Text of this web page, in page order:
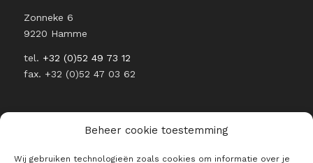
Beheer cookie toestemming
Wij gebruiken technologieën zoals cookies om informatie over je
Zonneke 6
9220 Hamme
tel. +32 (0)52 49 73 12
fax. +32 (0)52 47 03 62